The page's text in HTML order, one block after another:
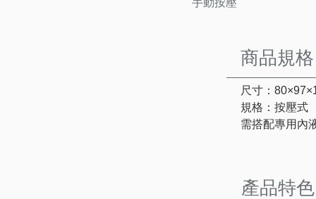
手動按壓
商品規格
尺寸：
規格：按壓式
需搭配專用內
產品特色